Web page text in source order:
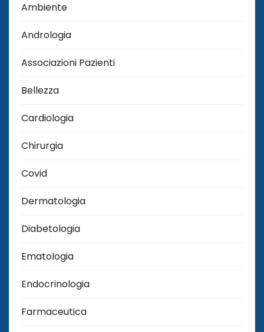
Ambiente
Andrologia
Associazioni Pazienti
Bellezza
Cardiologia
Chirurgia
Covid
Dermatologia
Diabetologia
Ematologia
Endocrinologia
Farmaceutica